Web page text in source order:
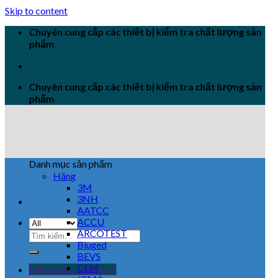
Skip to content
Chuyên cung cấp các thiết bị kiểm tra chất lượng sản
phẩm
Chuyên cung cấp các thiết bị kiểm tra chất lượng sản
phẩm
Đăng nhập / Đăng ký
Danh mục sản phẩm
Hãng
3M
3NH
AATCC
ACCU
ARCOTEST
Biuged
BEVS
CEM